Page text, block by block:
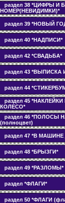
раздел 38 *ЦИФРЫ И
НОМЕР(НЕВИДИМКИ)*
раздел 39 *НОВЫЙ
раздел 40 *НАДПИСИ*
раздел 42 *СВАДЬБА*
раздел 43
раздел 44
раздел 45
КОЛЕСО*
раздел 46 *ПОЛОСЫ
(полноцвет)
раздел 47 *В МАШИНЕ
раздел 48 *БРЫЗГИ*
раздел 49 *РАЗЛОМЫ*
раздел *ФЛАГИ*
раздел 50 *ФЛАГИ